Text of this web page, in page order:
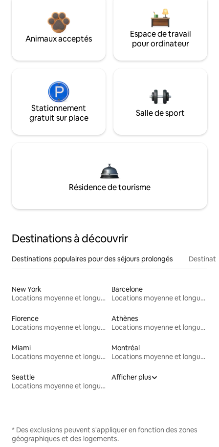
Animaux acceptés
Espace de travail
pour ordinateur
Stationnement
gratuit sur place
Salle de sport
Résidence de tourisme
Destinations à découvrir
Destinations populaires pour des séjours prolongés
New York
Locations moyenne et longue durée
Barcelone
Locations moyenne et longue durée
Florence
Locations moyenne et longue durée
Athènes
Locations moyenne et longue durée
Miami
Locations moyenne et longue durée
Montréal
Locations moyenne et longue durée
Seattle
Locations moyenne et longue durée
Afficher plus
* Des exclusions peuvent s'appliquer en fonction des zones
géographiques et des logements.